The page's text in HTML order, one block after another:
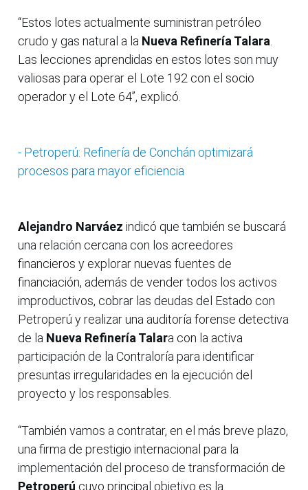
“Estos lotes actualmente suministran petróleo
crudo y gas natural a la Nueva Refinería Talara
Las lecciones aprendidas en estos lotes son muy
valiosas para operar el Lote 192 con el socio
operador y el Lote 64”, explicó.
- Petroperú: Refinería de Conchán optimizará
procesos para mayor eficiencia
Alejandro Narváez indicó que también se buscará
una relación cercana con los acreedores
financieros y explorar nuevas fuentes de
financiación, además de vender todos los activos
improductivos, cobrar las deudas del Estado con
Petroperú y realizar una auditoría forense detectiva
de la Nueva Refinería Talara con la activa
participación de la Contraloría para identificar
presuntas irregularidades en la ejecución del
proyecto y los responsables.
“También vamos a contratar, en el más breve plazo,
una firma de prestigio internacional para la
implementación del proceso de transformación de
Petroperú cuyo principal objetivo es la